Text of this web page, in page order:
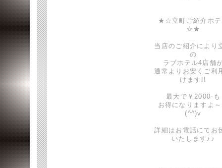
★☆立町ご紹介ホ
☆★
当店のご紹介により
の
ラブホテル4店舗
通常よりお安くご利
けます!!
最大で￥2000-も
お得になりますよ
(^^)v
詳細はお電話にてお
いたします♪♪